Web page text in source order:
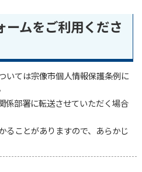
ームをご利用くださ
いては宗像市個人情報保護条例に
係部署に転送させていただく場合
ることがありますので、あらかじ